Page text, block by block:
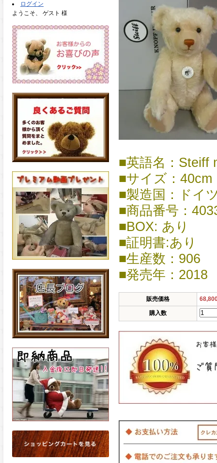
ログイン
ようこそ、 ゲスト 様
■英語名：Steiff
■サイズ：40cm
■製造国：ドイ
■商品番号：
■BOX: あり
■証明書:あり
■生産数：906
■発売年：2018
販売価格
購入数